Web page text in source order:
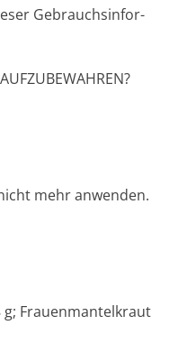
Gebrauchsinfor­
mehr anwenden.
g; Frauenmantelkraut